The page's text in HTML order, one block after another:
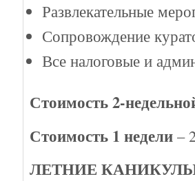
Развлекательные
Сопровождение
Все налоговые и
Стоимость 2-
Стоимость 1 недели –
ЛЕТНИЕ КАНИКУЛЫ